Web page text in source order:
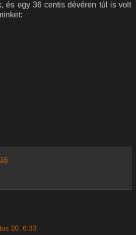
és egy 36 centis dévéren túl is volt
20. 6:33